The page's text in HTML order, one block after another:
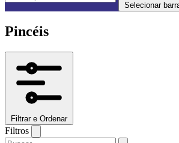
Selecionar
Pincéis
Filtrar e Ordenar
Filtros